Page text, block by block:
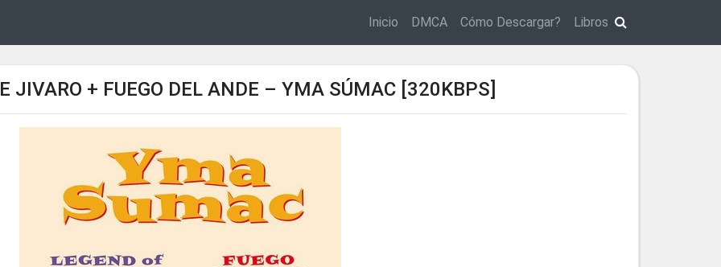
Inicio DMCA Cómo Descargar? Libros
JIVARO + FUEGO DEL ANDE – YMA SÚMAC [320KBPS]